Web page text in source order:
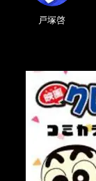
戸塚啓